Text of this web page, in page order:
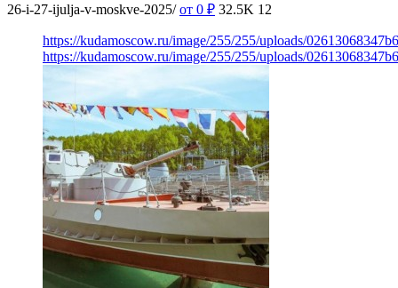
26-i-27-ijulja-v-moskve-2025/ от 0 ₽ 32.5K 12
https://kudamoscow.ru/image/255/255/uploads/
https://kudamoscow.ru/image/255/255/uploads/